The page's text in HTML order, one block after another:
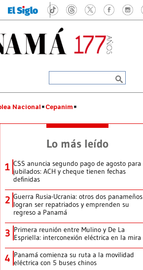
Nacional Cepanim
Lo más leído
1 CSS anuncia segundo pago de agosto para
jubilados: ACH y cheque tienen fechas
definidas
2 Guerra Rusia-Ucrania: otros dos panameños
logran ser repatriados y emprenden su
regreso a Panamá
3 Primera reunión entre Mulino y De La
Espriella: interconexión eléctrica en la mira
4 Panamá comienza su ruta a la movilidad
eléctrica con 5 buses chinos